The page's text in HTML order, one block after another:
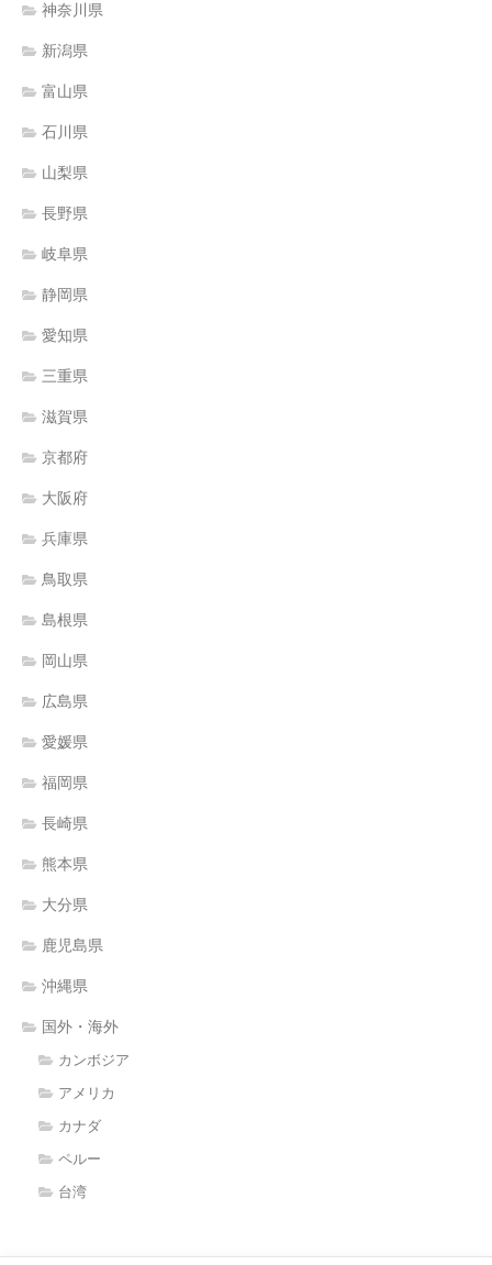
神奈川県
新潟県
富山県
石川県
山梨県
長野県
岐阜県
静岡県
愛知県
三重県
滋賀県
京都府
大阪府
兵庫県
鳥取県
島根県
岡山県
広島県
愛媛県
福岡県
長崎県
熊本県
大分県
鹿児島県
沖縄県
国外・海外
カンボジア
アメリカ
カナダ
ペルー
台湾